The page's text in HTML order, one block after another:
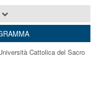
Cattolica del Sacro